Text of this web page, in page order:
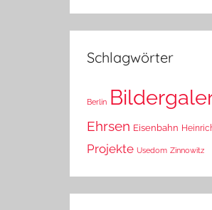
Schlagwörter
Berlin
Ehrsen Eisenbahn
Projekte Usedom Zinnowitz